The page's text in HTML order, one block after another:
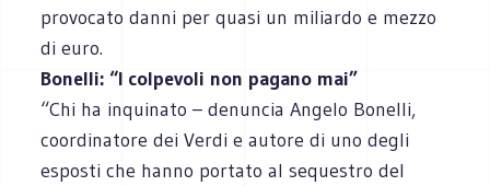
provocato danni per quasi un miliardo e mezzo
di euro.
Bonelli: “I colpevoli non pagano mai”
“Chi ha inquinato – denuncia Angelo Bonelli,
coordinatore dei Verdi e autore di uno degli
esposti che hanno portato al sequestro del